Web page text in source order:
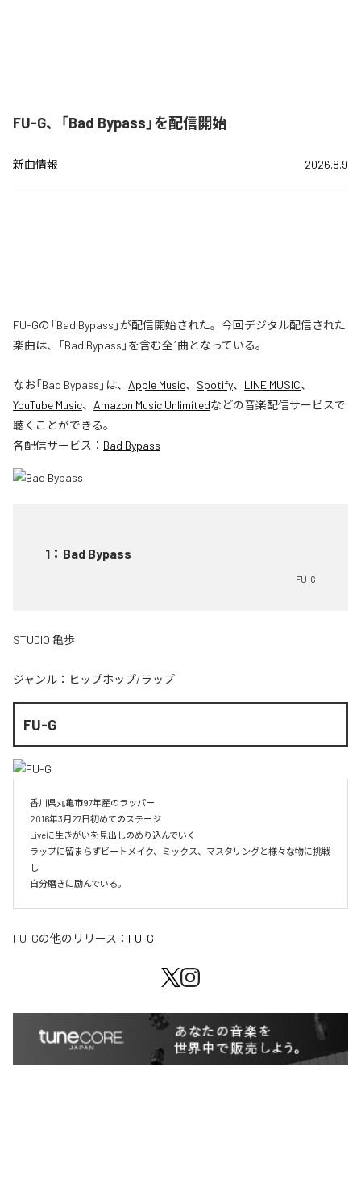
FU-G、「Bad Bypass」を配信開始
新曲情報 2026.8.9
FU-Gの「Bad Bypass」が配信開始された。今回デジタル配信された
楽曲は、「Bad Bypass」を含む全1曲となっている。
なお「Bad Bypass 」は、 Apple Music、 Spotify、 LINE MUSIC、
YouTube Music、 Amazon Music Unlimitedなどの音楽配信サービスで
聴くことができる。
各配信サービス： Bad Bypass
1 ： Bad Bypass
FU-G
STUDIO 亀歩
ジャンル： ヒップホップ/ラップ
FU-G
香川県丸亀市97年産のラッパー
2016年3月27日初めてのステージ
Liveに生きがいを見出しのめり込んでいく
ラップに留まらずビートメイク、ミックス、マスタリングと様々な物に挑戦
し
自分磨きに励んでいる。
FU-Gの他のリリース： FU-G